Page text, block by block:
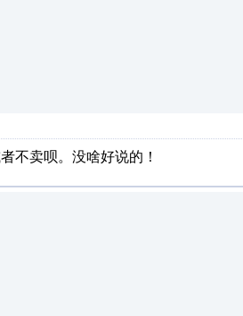
不卖呗。没啥好说的！